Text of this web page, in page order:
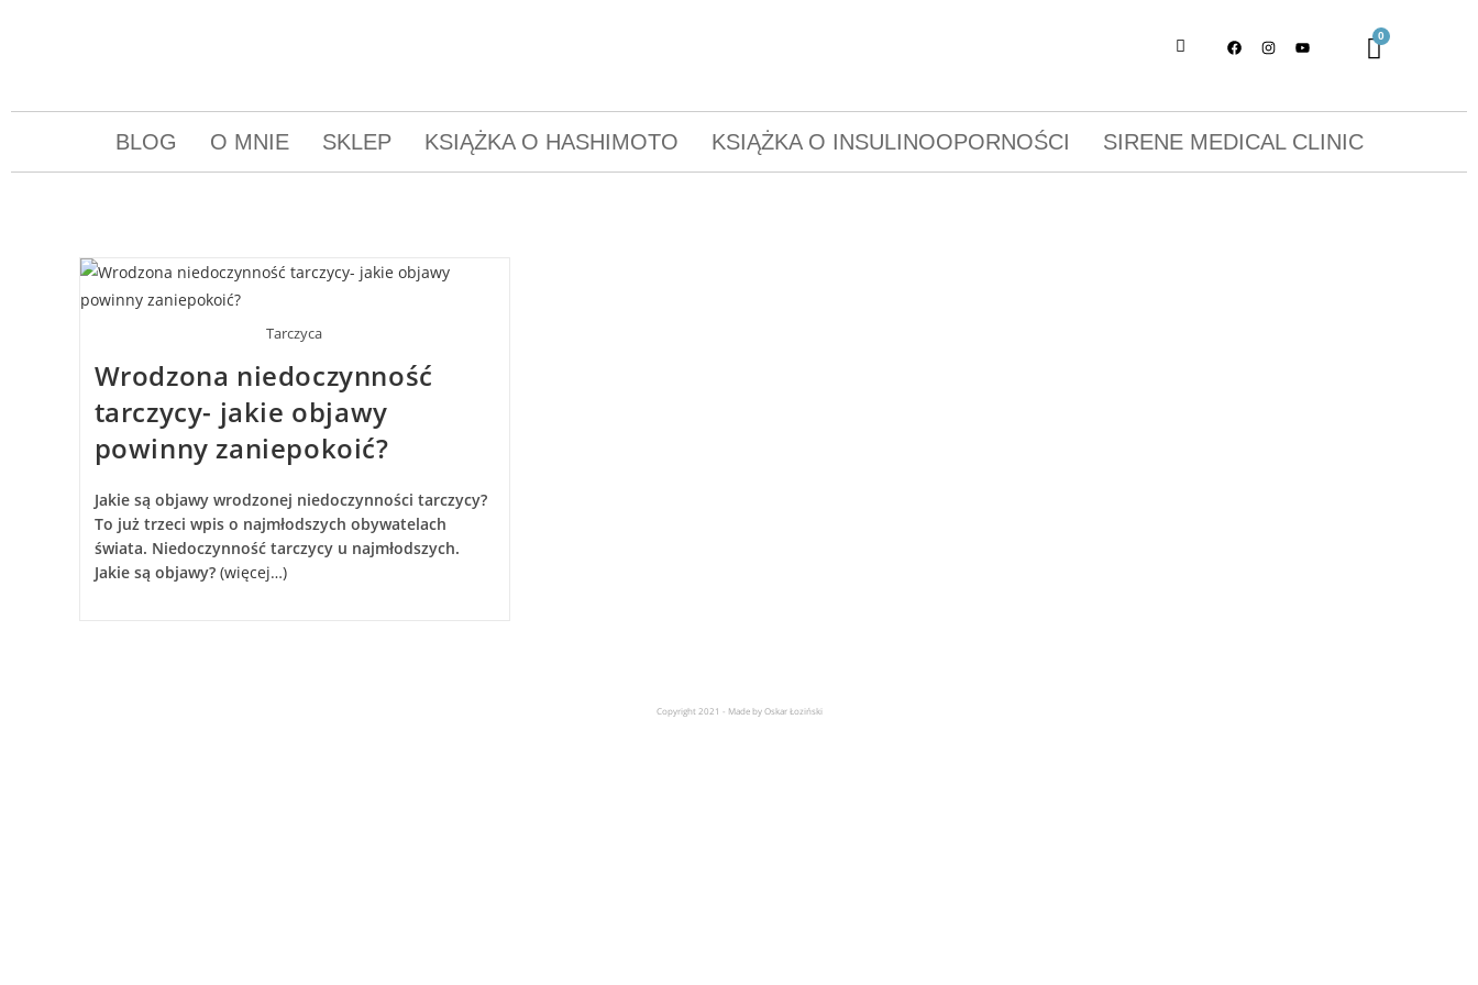
BLOG O MNIE SKLEP KSIĄŻKA O HASHIMOTO KSIĄŻKA O INSULINOOPORNOŚCI SIRENE MEDICAL CLINIC
Tarczyca
Wrodzona niedoczynność
tarczycy- jakie objawy
powinny zaniepokoić?
Jakie są objawy wrodzonej niedoczynności tarczycy?
To już trzeci wpis o najmłodszych obywatelach
świata. Niedoczynność tarczycy u najmłodszych.
Jakie są objawy? (więcej…)
Copyright 2021 - Made by Oskar Łoziński